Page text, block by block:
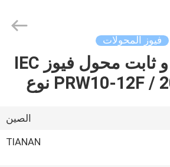
فيوز المحولات
24kv نشط و ثابت محول فيوز IEC
الصين
TIANAN